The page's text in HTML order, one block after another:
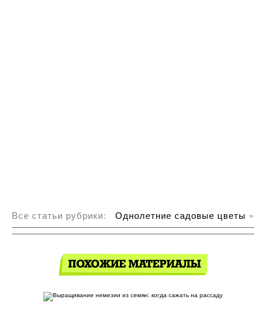
Все статьи рубрики: Однолетние садовые цветы »